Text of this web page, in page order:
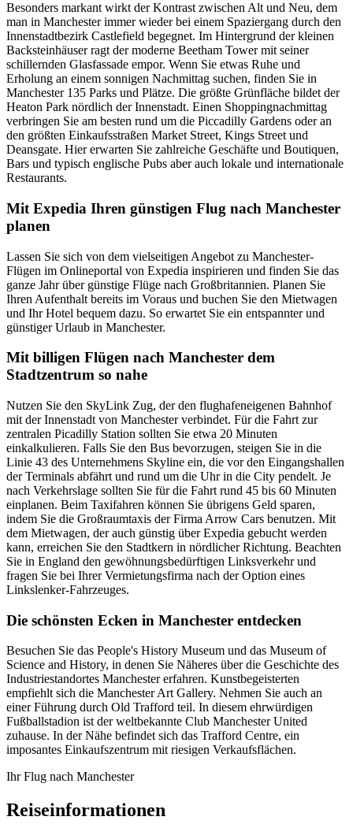
Besonders markant wirkt der Kontrast zwischen Alt und Neu, dem
man in Manchester immer wieder bei einem Spaziergang durch den
Innenstadtbezirk Castlefield begegnet. Im Hintergrund der kleinen
Backsteinhäuser ragt der moderne Beetham Tower mit seiner
schillernden Glasfassade empor. Wenn Sie etwas Ruhe und
Erholung an einem sonnigen Nachmittag suchen, finden Sie in
Manchester 135 Parks und Plätze. Die größte Grünfläche bildet der
Heaton Park nördlich der Innenstadt. Einen Shoppingnachmittag
verbringen Sie am besten rund um die Piccadilly Gardens oder an
den größten Einkaufsstraßen Market Street, Kings Street und
Deansgate. Hier erwarten Sie zahlreiche Geschäfte und Boutiquen,
Bars und typisch englische Pubs aber auch lokale und internationale
Restaurants.
Mit Expedia Ihren günstigen Flug nach Manchester
planen
Lassen Sie sich von dem vielseitigen Angebot zu Manchester-
Flügen im Onlineportal von Expedia inspirieren und finden Sie das
ganze Jahr über günstige Flüge nach Großbritannien. Planen Sie
Ihren Aufenthalt bereits im Voraus und buchen Sie den Mietwagen
und Ihr Hotel bequem dazu. So erwartet Sie ein entspannter und
günstiger Urlaub in Manchester.
Mit billigen Flügen nach Manchester dem
Stadtzentrum so nahe
Nutzen Sie den SkyLink Zug, der den flughafeneigenen Bahnhof
mit der Innenstadt von Manchester verbindet. Für die Fahrt zur
zentralen Picadilly Station sollten Sie etwa 20 Minuten
einkalkulieren. Falls Sie den Bus bevorzugen, steigen Sie in die
Linie 43 des Unternehmens Skyline ein, die vor den Eingangshallen
der Terminals abfährt und rund um die Uhr in die City pendelt. Je
nach Verkehrslage sollten Sie für die Fahrt rund 45 bis 60 Minuten
einplanen. Beim Taxifahren können Sie übrigens Geld sparen,
indem Sie die Großraumtaxis der Firma Arrow Cars benutzen. Mit
dem Mietwagen, der auch günstig über Expedia gebucht werden
kann, erreichen Sie den Stadtkern in nördlicher Richtung. Beachten
Sie in England den gewöhnungsbedürftigen Linksverkehr und
fragen Sie bei Ihrer Vermietungsfirma nach der Option eines
Linkslenker-Fahrzeuges.
Die schönsten Ecken in Manchester entdecken
Besuchen Sie das People's History Museum und das Museum of
Science and History, in denen Sie Näheres über die Geschichte des
Industriestandortes Manchester erfahren. Kunstbegeisterten
empfiehlt sich die Manchester Art Gallery. Nehmen Sie auch an
einer Führung durch Old Trafford teil. In diesem ehrwürdigen
Fußballstadion ist der weltbekannte Club Manchester United
zuhause. In der Nähe befindet sich das Trafford Centre, ein
imposantes Einkaufszentrum mit riesigen Verkaufsflächen.
Ihr Flug nach Manchester
Reiseinformationen